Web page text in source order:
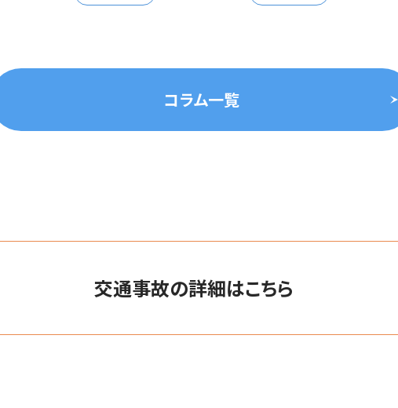
コラム一覧
交通事故の詳細はこちら